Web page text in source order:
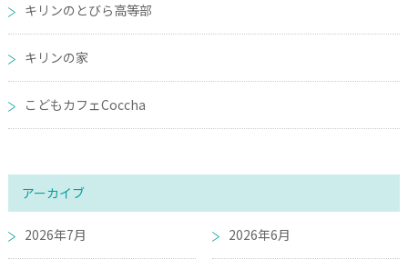
キリンのとびら高等部
キリンの家
こどもカフェCoccha
アーカイブ
2026年7月 2026年6月